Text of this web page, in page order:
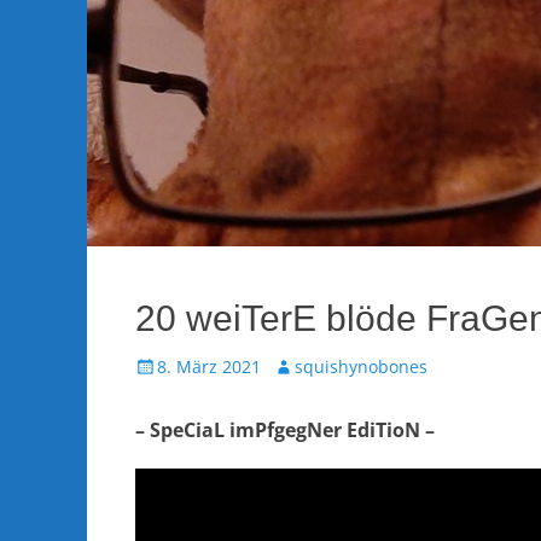
20 weiTerE blöde
Veröffentlicht
8. März 2021 Autorsquishynobones
– SpeCiaL imPfgegNer EdiTioN –